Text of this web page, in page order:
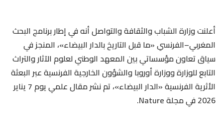
أعلنت وزارة الشباب والثقافة والتواصل أنه في إطار برنامج البحث
المغربي–الفرنسي «ما قبل التاريخ بالدار البيضاء»، المنجز في
سياق تعاون مؤسساتي بين المعهد الوطني لعلوم الآثار والتراث
التابع للوزارة ووزارة أوروبا والشؤون الخارجية الفرنسية عبر البعثة
الأثرية الفرنسية «الدار البيضاء»، تم نشر مقال علمي يوم 7 يناير
2026 في مجلة Nature.